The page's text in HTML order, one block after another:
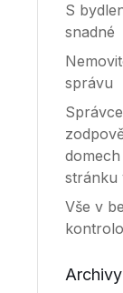
S
snadné
správu
stránku
Vše v
Archivy